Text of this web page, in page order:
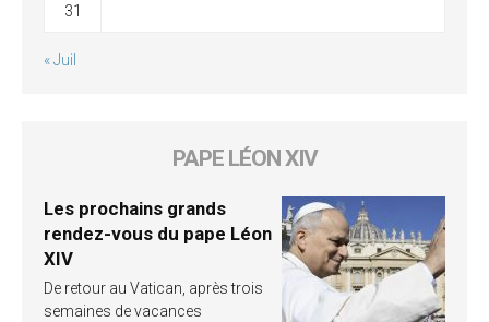
31
« Juil
PAPE LÉON XIV
Les prochains grands
rendez-vous du pape Léon
XIV
De retour au Vatican, après trois
semaines de vacances